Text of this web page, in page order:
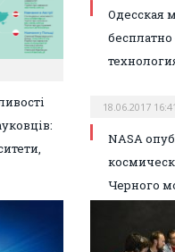
Одесская
бесплатно
18.06.2017 16:41
NASA
Черного